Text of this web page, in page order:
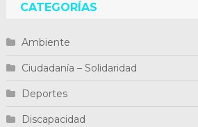
CATEGORÍAS
Ambiente
Ciudadanía – Solidaridad
Deportes
Discapacidad